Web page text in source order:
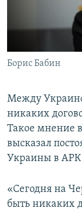
ELIFBE
УКРАИНСКАЯ
Все сайты
Борис Бабин
Между
никаких
Такое мнение
высказал
Украины в АРК
«Сегодня на
быть никаких